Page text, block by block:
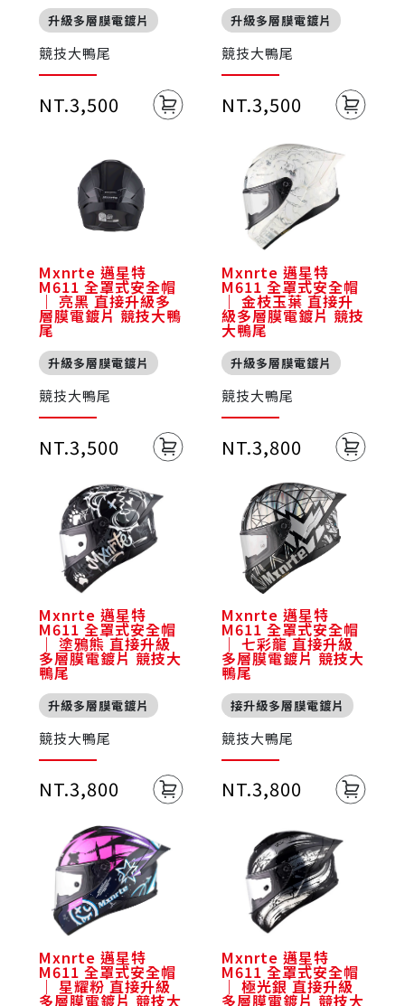
升級多層膜電鍍片
競技大鴨尾
NT.3,500
升級多層膜電鍍片
競技大鴨尾
NT.3,500
Mxnrte 邁星特
M611 全罩式安全帽
｜ 亮黑 直接升級多
層膜電鍍片 競技大鴨
尾
升級多層膜電鍍片
競技大鴨尾
NT.3,500
Mxnrte 邁星特
M611 全罩式安全帽
｜ 金枝玉葉 直接升
級多層膜電鍍片 競技
大鴨尾
升級多層膜電鍍片
競技大鴨尾
NT.3,800
Mxnrte 邁星特
M611 全罩式安全帽
｜ 塗鴉熊 直接升級
多層膜電鍍片 競技大
鴨尾
升級多層膜電鍍片
競技大鴨尾
NT.3,800
Mxnrte 邁星特
M611 全罩式安全帽
｜ 七彩龍 直接升級
多層膜電鍍片 競技大
鴨尾
接升級多層膜電鍍片
競技大鴨尾
NT.3,800
Mxnrte 邁星特
M611 全罩式安全帽
｜ 星耀粉 直接升級
多層膜電鍍片 競技大
Mxnrte 邁星特
M611 全罩式安全帽
｜ 極光銀 直接升級
多層膜電鍍片 競技大